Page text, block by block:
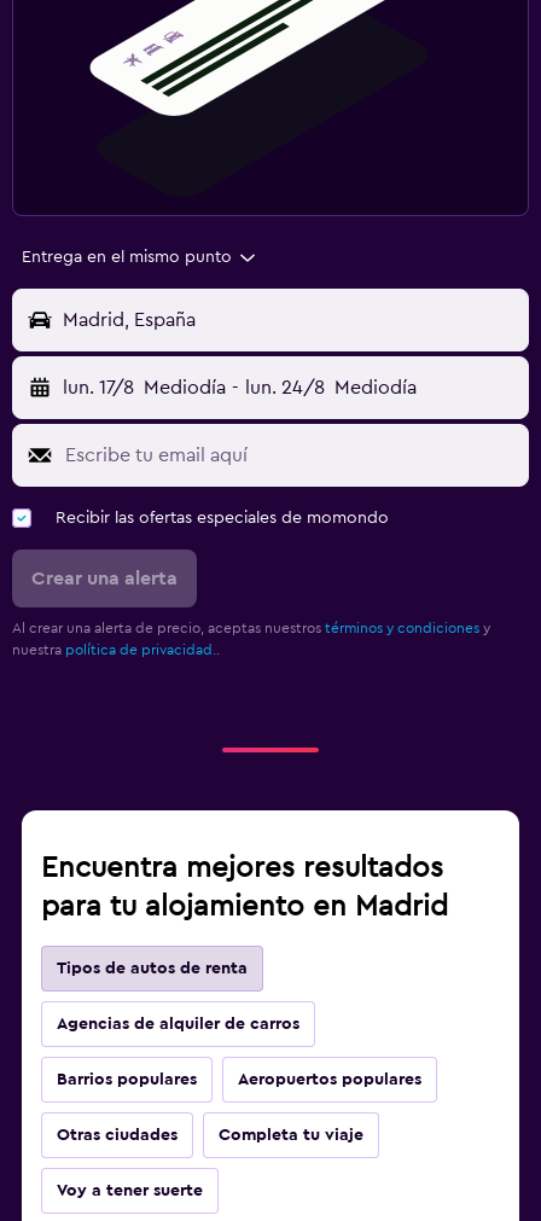
Entrega en el mismo punto
Madrid, España
lun. 17/8 Mediodía - lun. 24/8 Mediodía
Recibir las ofertas especiales de momondo
Crear una alerta
Al crear una alerta de precio, aceptas nuestros términos y condiciones y
nuestra política de privacidad.
Encuentra mejores resultados
para tu alojamiento en Madrid
Tipos de autos de renta
Agencias de alquiler de carros
Barrios populares Aeropuertos populares
Otras ciudades Completa tu viaje
Voy a tener suerte